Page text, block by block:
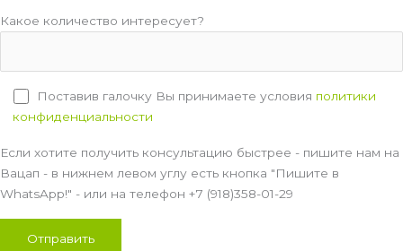
Какое количество интересует?
Поставив галочку Вы принимаете условия политики
конфиденциальности
Если хотите получить консультацию быстрее - пишите нам на
Вацап - в нижнем левом углу есть кнопка "Пишите в
WhatsApp!" - или на телефон +7 (918)358-01-29